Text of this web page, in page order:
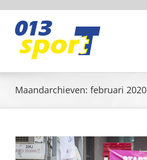
inhoud
Maandarchieven: februari 2020